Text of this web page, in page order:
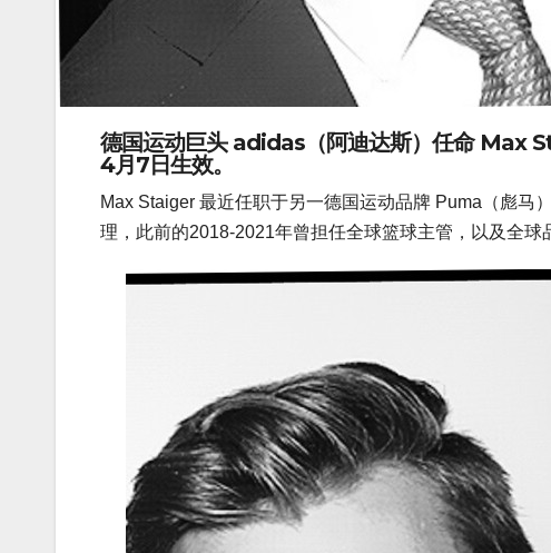
德国运动巨头adidas（阿迪达斯）任命Max
4月7日生效。
Max Staiger 最近任职于另一德国运动品牌 Puma（彪
理，此前的2018-2021年曾担任全球篮球主管，以及全球